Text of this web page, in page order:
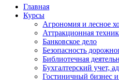
Главная
Курсы
Агрономия и лесное
Аттракционная
Банковское дело
Безопасность
Библиотечная
Бухгалтерский учет,
Гостиничный бизнес